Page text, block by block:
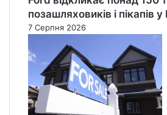
позашляховиків і пікапів
7 Серпня 2026